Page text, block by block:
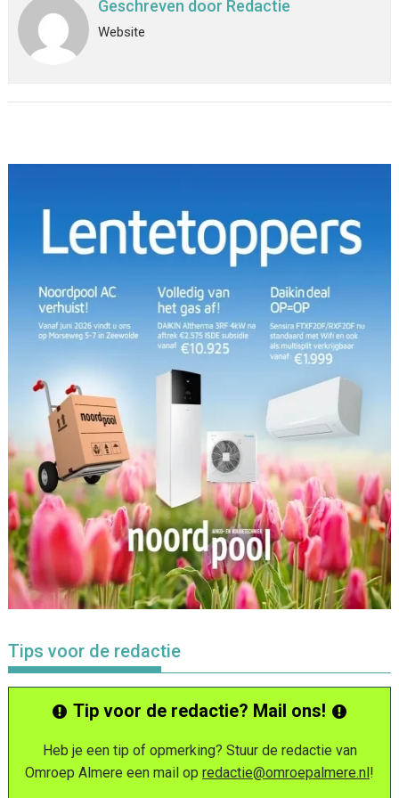
Geschreven door Redactie
Website
Tips voor de redactie
Tip voor de redactie? Mail ons!
Heb je een tip of opmerking? Stuur de redactie van
Omroep Almere een mail op redactie@omroepalmere.nl!